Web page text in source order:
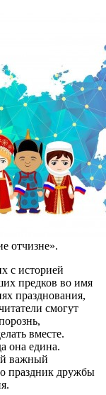
отчизне».
с историей
предков во имя
празднования,
смогут
вместе.
она едина.
важный
праздник дружбы